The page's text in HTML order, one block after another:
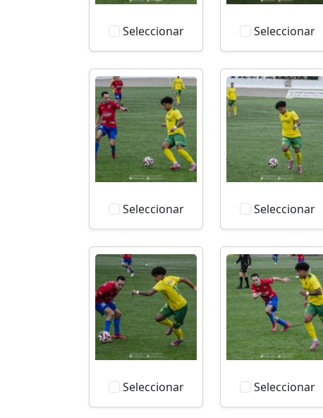
Seleccionar Seleccionar
Seleccionar Seleccionar
Seleccionar Seleccionar